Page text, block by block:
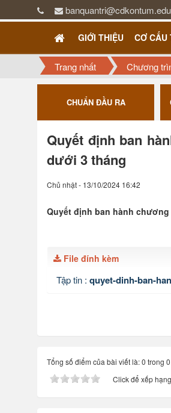
GIỚI THIỆU CƠ CẤU
Trang nhất Chương
CHUẨN ĐẦU RA
Quyết định ban
dưới 3 tháng
Chủ nhật - 13/10/2024 16:42
Quyết định ban hành
File đính kèm
Tập tin : quyet-dinh-ban-
Tổng số điểm của bài viết là: 0 trong
Click để xếp